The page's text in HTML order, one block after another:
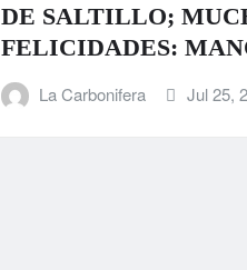
DE SALTILLO;
FELICIDADES:
La Carbonifera Jul 25,